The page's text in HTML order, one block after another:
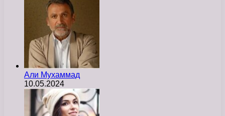
Али Мухаммад
10.05.2024